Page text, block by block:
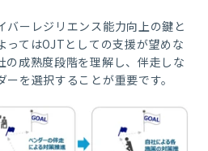
バーレジリエンス能力向上の鍵と
ってはOJT としての支援が望めな
の成熟度段階を理解し、伴走しな
を選択することが重要です。